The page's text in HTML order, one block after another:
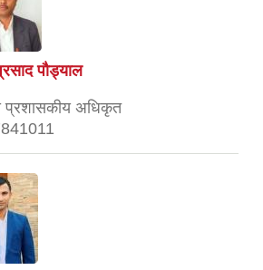
पौड्याल
प्रशासकीय अधिकृत